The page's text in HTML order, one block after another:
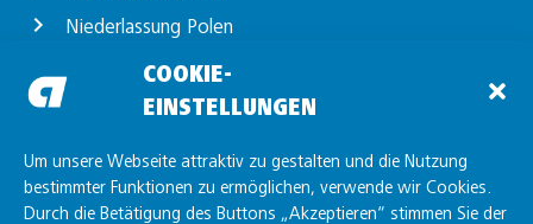
COOKIE-
EINSTELLUNGEN
Um unsere Webseite attraktiv zu gestalten und die Nutzung
bestimmter Funktionen zu ermöglichen, verwende wir Cookies.
Durch die Betätigung des Buttons „Akzeptieren“ stimmen Sie der
Niederlassung Polen
Standort Günzburg
Standort Unterelchingen